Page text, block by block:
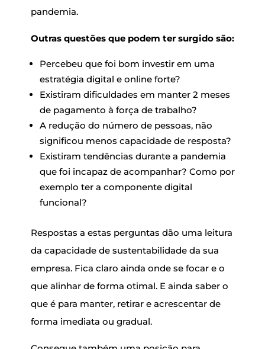
pandemia.
Outras questões que podem ter surgido são:
Percebeu que foi bom investir em uma
estratégia digital e online forte?
Existiram dificuldades em manter 2 meses
de pagamento à força de trabalho?
A redução do número de pessoas, não
significou menos capacidade de resposta?
Existiram tendências durante a pandemia
que foi incapaz de acompanhar? Como por
exemplo ter a componente digital
funcional?
Respostas a estas perguntas dão uma leitura
da capacidade de sustentabilidade da sua
empresa. Fica claro ainda onde se focar e o
que alinhar de forma otimal. E ainda saber o
que é para manter, retirar e acrescentar de
forma imediata ou gradual.